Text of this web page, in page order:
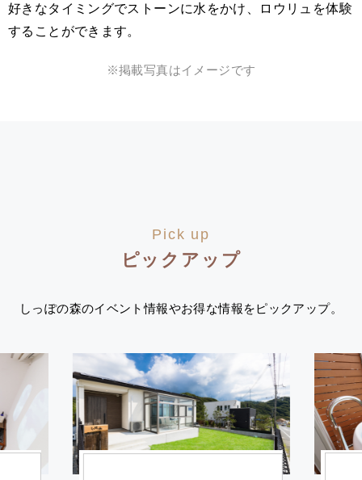
好きなタイミングでストーンに水をかけ、ロウリュを体験
することができます。
※掲載写真はイメージです
Pick up
ピックアップ
しっぽの森のイベント情報やお得な情報をピックアップ。